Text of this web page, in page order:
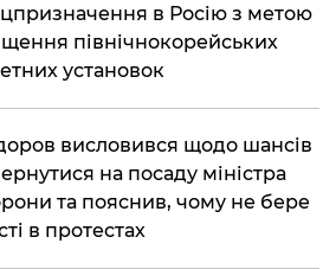
в Росію з метою
північнокорейських
установок
висловився щодо шансів
на посаду міністра
та пояснив, чому не бере
в протестах